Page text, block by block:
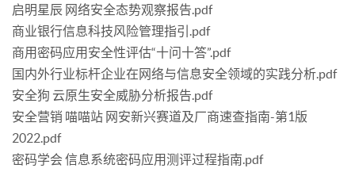
启明星辰 网络安全态势观察报告.pdf
商业银行信息科技风险管理指引.pdf
商用密码应用安全性评估“十问十答”.pdf
国内外行业标杆企业在网络与信息安全领域的实践分析.pdf
安全狗 云原生安全威胁分析报告.pdf
安全营销 喵喵站 网安新兴赛道及厂商速查指南-第1版
2022.pdf
密码学会 信息系统密码应用测评过程指南.pdf